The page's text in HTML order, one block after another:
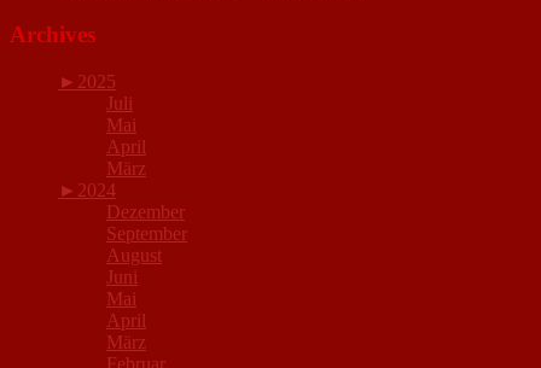
Archives
► 2025
Juli
Mai
April
März
► 2024
Dezember
September
August
Juni
Mai
April
März
Februar